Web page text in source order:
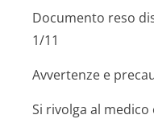
Documento reso
1/11
Avvertenze e
Si rivolga al